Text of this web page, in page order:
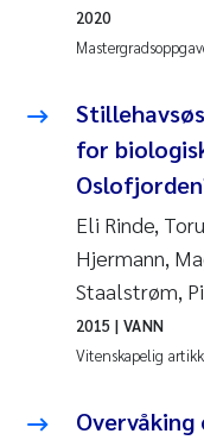
2019
2018
2016
2015
2014
Eirin Aasland
Andy Stock
Julia
Aase
Ellen
Steen
2020
for
Eli Rinde,
Hjermann,
Staalstrøm,
Vitenskapelig
2015 | VANN